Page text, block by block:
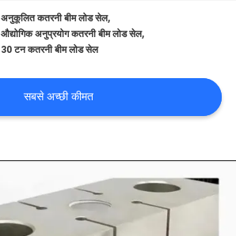
अनुकूलित कतरनी बीम लोड सेल,
औद्योगिक अनुप्रयोग कतरनी बीम लोड सेल,
30 टन कतरनी बीम लोड सेल
सबसे अच्छी कीमत